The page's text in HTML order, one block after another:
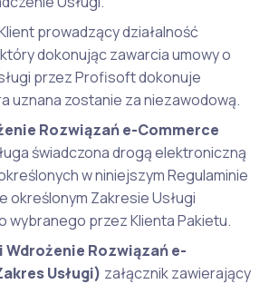
prowadzący działalność
dokonując zawarcia umowy o
przez Profisoft dokonuje
uznana zostanie za niezawodową.
Rozwiązań e-Commerce
świadczona drogą elektroniczną
w niniejszym Regulaminie
określonym Zakresie Usługi
wybranego przez Klienta Pakietu.
Wdrożenie Rozwiązań e-
Usługi) załącznik zawierający